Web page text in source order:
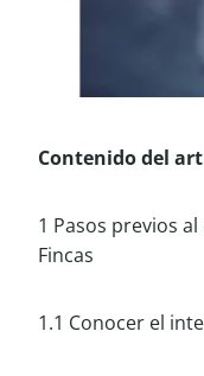
Contenido del
1 Pasos previos
Fincas
1.1 Conocer el